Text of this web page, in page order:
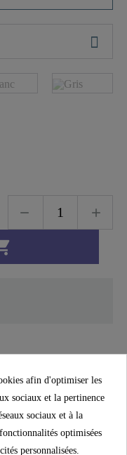
WC est fabriqué
résistant à la
lisse est
pour un
afin d'optimiser les
sociaux et la pertinence
sociaux et à la
optimisées
personnalisées.